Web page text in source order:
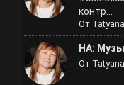
контр...
От
НА:
От